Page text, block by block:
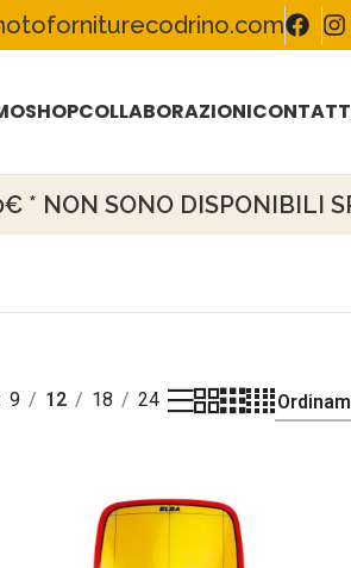
SHOPCOLLABORAZIONI
* NON SONO DISPONIBILI
9 12 18 24